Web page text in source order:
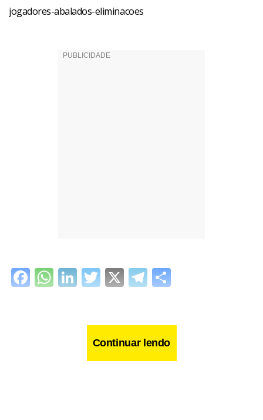
jogadores-abalados-eliminacoes
Facebook
WhatsApp
LinkedIn
Twitter
X Telegram
Continuar lendo